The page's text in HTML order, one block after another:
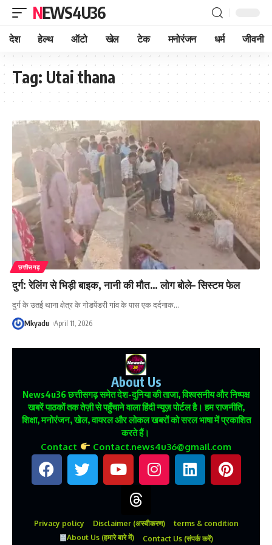
NEWS4U36
देश हेल्थ ऑटो खेल टेक मनोरंजन धर्म जीवनी
Tag: Utai thana
छत्तीसगढ़
दुर्ग: रेलिंग से भिड़ी बाइक, नानी की मौत… लोग बोले– सिस्टम फेल
दुर्ग के उतई थाना क्षेत्र के गोडपेंडरी गांव के पास एक दर्दनाक…
Mkyadu April 11, 2026
About Us
News4u36छत्तीसगढ़ समेत देश-दुनिया की ताजा, विश्वसनीय और निष्पक्ष
खबरें पाठकों तक तेज़ी से पहुँचाने वाला हिंदी न्यूज़ पोर्टल है। हम राजनीति,
शिक्षा, मनोरंजन, खेल, वायरल और लोकल खबरों को सरल भाषा में प्रकाशित
करते हैं।
Contact Contact.news4u36@gmail.com
Privacy policy Disclaimer (अस्वीकरण)
terms & condition
About Us (हमारे बारे में)
Contact Us (संपर्क करें)